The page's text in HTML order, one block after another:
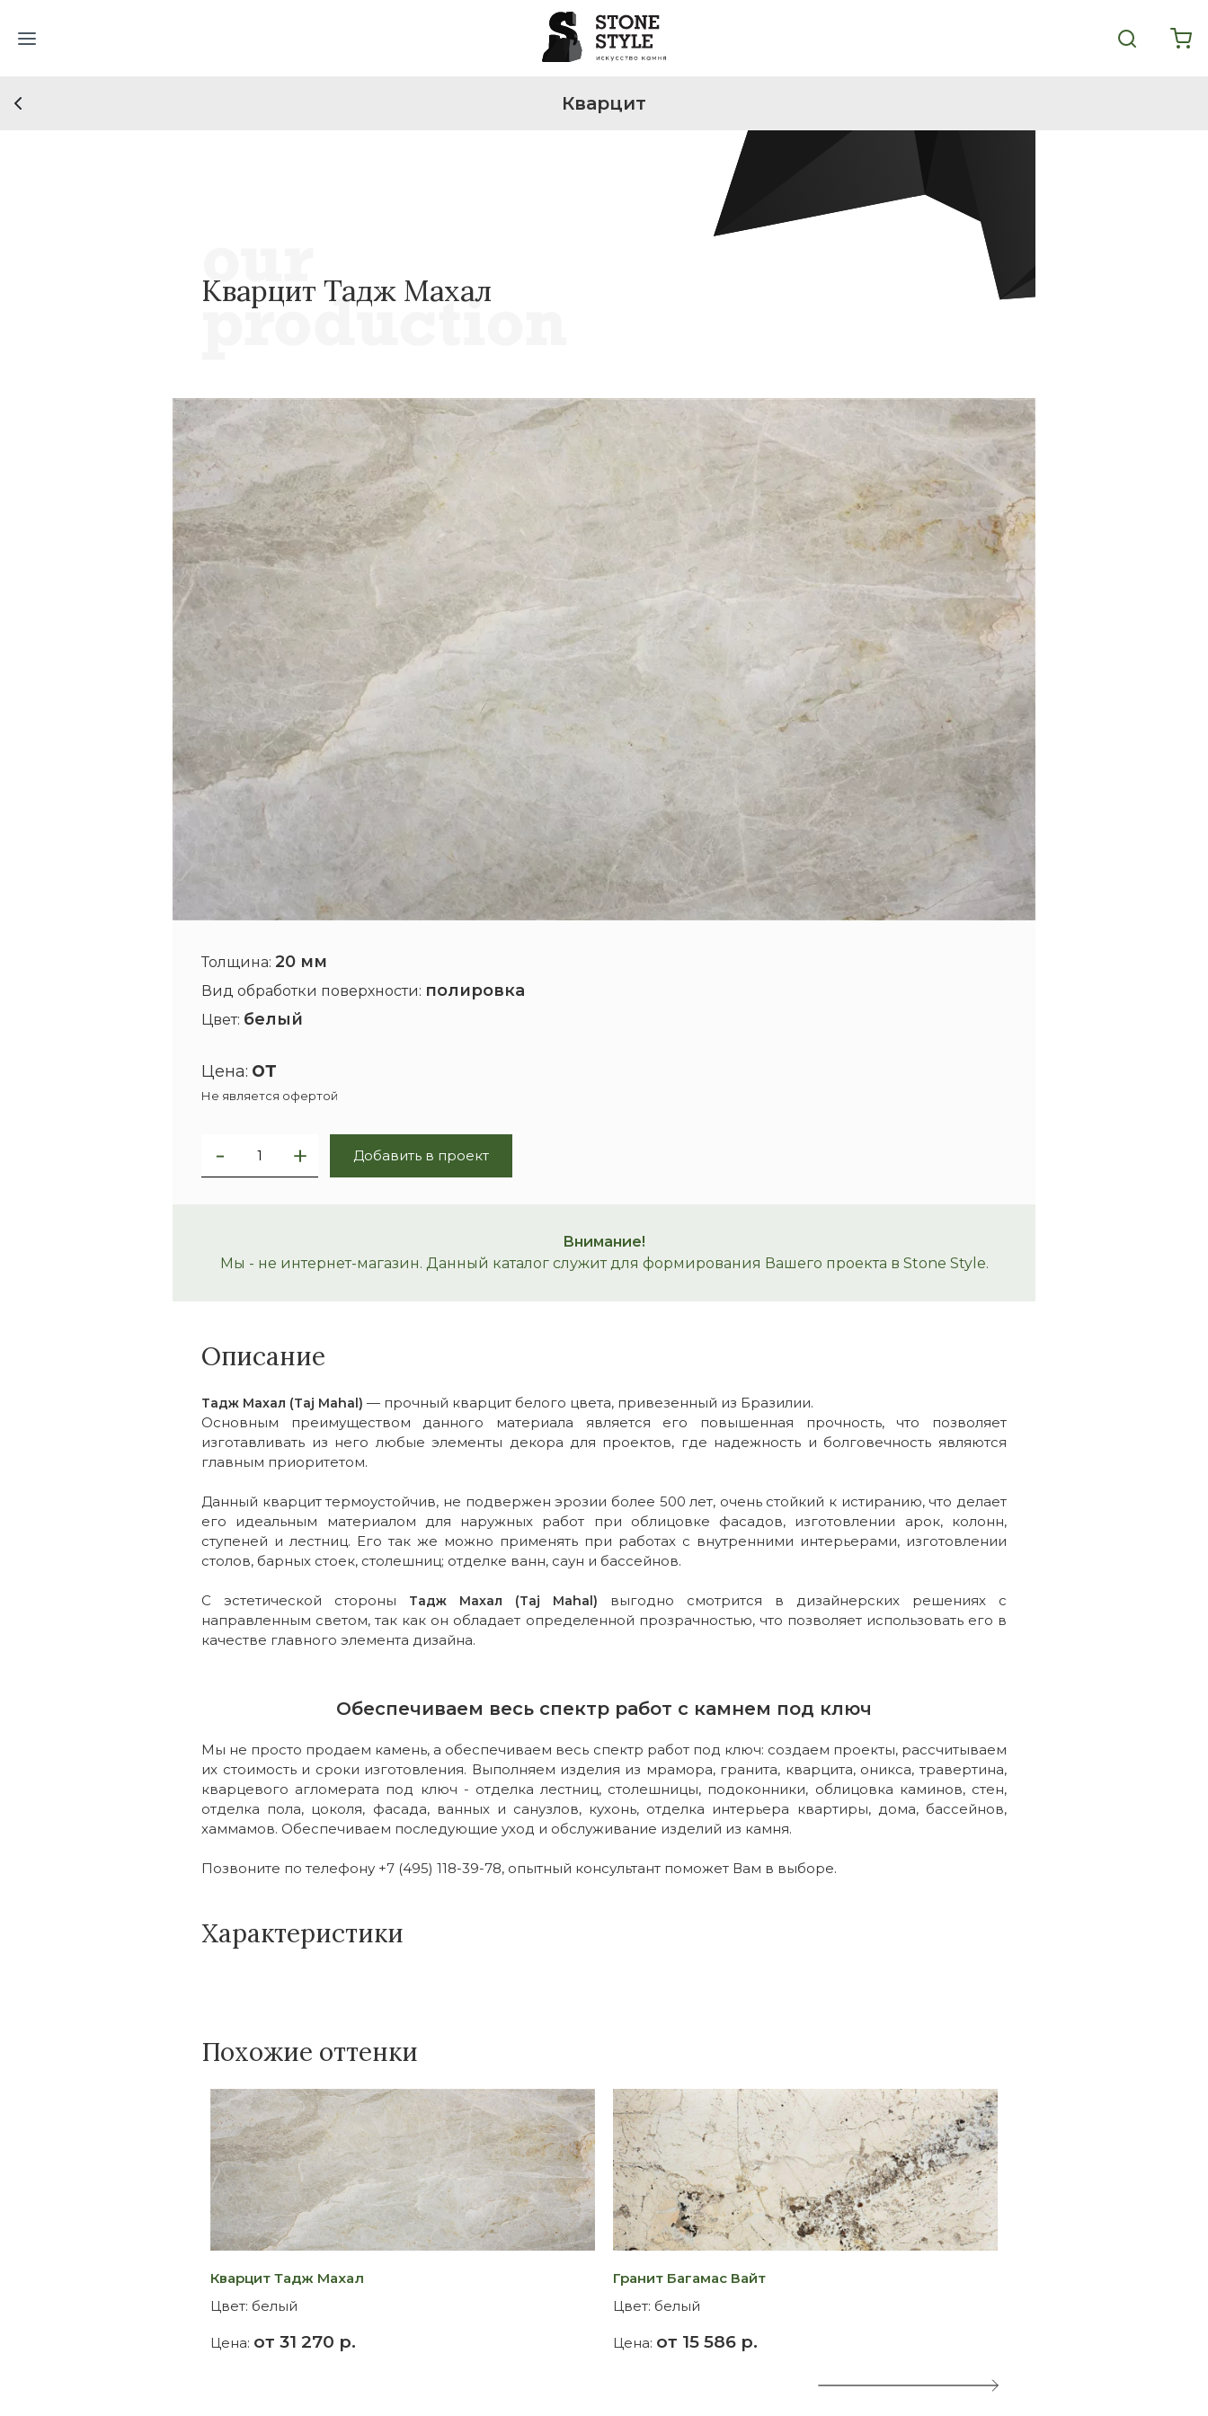
Кварцит
Кварцит Тадж Махал
Толщина: 20 мм
Вид обработки поверхности: полировка
Цвет: белый
Цена: от
Не является офертой
Добавить в проект
Внимание!
Мы - не интернет-магазин. Данный каталог служит для формирования Вашего проекта в Stone Style.
Описание
Тадж Махал (Taj Mahal) — прочный кварцит белого цвета, привезенный из Бразилии.
Основным преимуществом данного материала является его повышенная прочность, что позволяет
изготавливать из него любые элементы декора для проектов, где надежность и болговечность являются
главным приоритетом.
Данный кварцит термоустойчив, не подвержен эрозии более 500 лет, очень стойкий к истиранию, что делает
его идеальным материалом для наружных работ при облицовке фасадов, изготовлении арок, колонн,
ступеней и лестниц. Его так же можно применять при работах с внутренними интерьерами, изготовлении
столов, барных стоек, столешниц; отделке ванн, саун и бассейнов.
С эстетической стороны Тадж Махал (Taj Mahal) выгодно смотрится в дизайнерских решениях с
направленным светом, так как он обладает определенной прозрачностью, что позволяет использовать его в
качестве главного элемента дизайна.
Обеспечиваем весь спектр работ с камнем под ключ
Мы не просто продаем камень, а обеспечиваем весь спектр работ под ключ: создаем проекты, рассчитываем
их стоимость и сроки изготовления. Выполняем изделия из мрамора, гранита, кварцита, оникса, травертина,
кварцевого агломерата под ключ - отделка лестниц, столешницы, подоконники, облицовка каминов, стен,
отделка пола, цоколя, фасада, ванных и санузлов, кухонь, отделка интерьера квартиры, дома, бассейнов,
хаммамов. Обеспечиваем последующие уход и обслуживание изделий из камня.
Позвоните по телефону +7 (495) 118-39-78, опытный консультант поможет Вам в выборе.
Характеристики
Похожие оттенки
Кварцит Тадж Махал
Цвет: белый
Цена: от 31 270 р.
Гранит Багамас Вайт
Цвет: белый
Цена: от 15 586 р.